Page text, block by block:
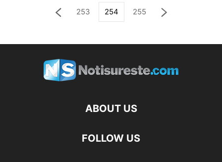
253 254 255
ABOUT US
FOLLOW US